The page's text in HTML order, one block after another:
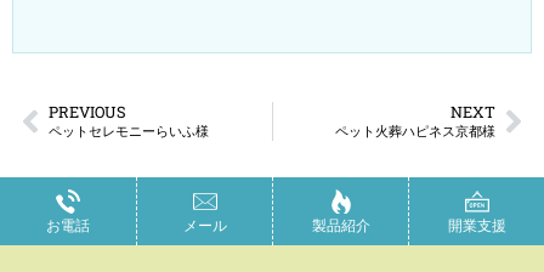
PREVIOUS
ペットセレモニーらいふ様
NEXT
ペット火葬ハピネス京都様
お電話 メール 製品紹介 開業支援